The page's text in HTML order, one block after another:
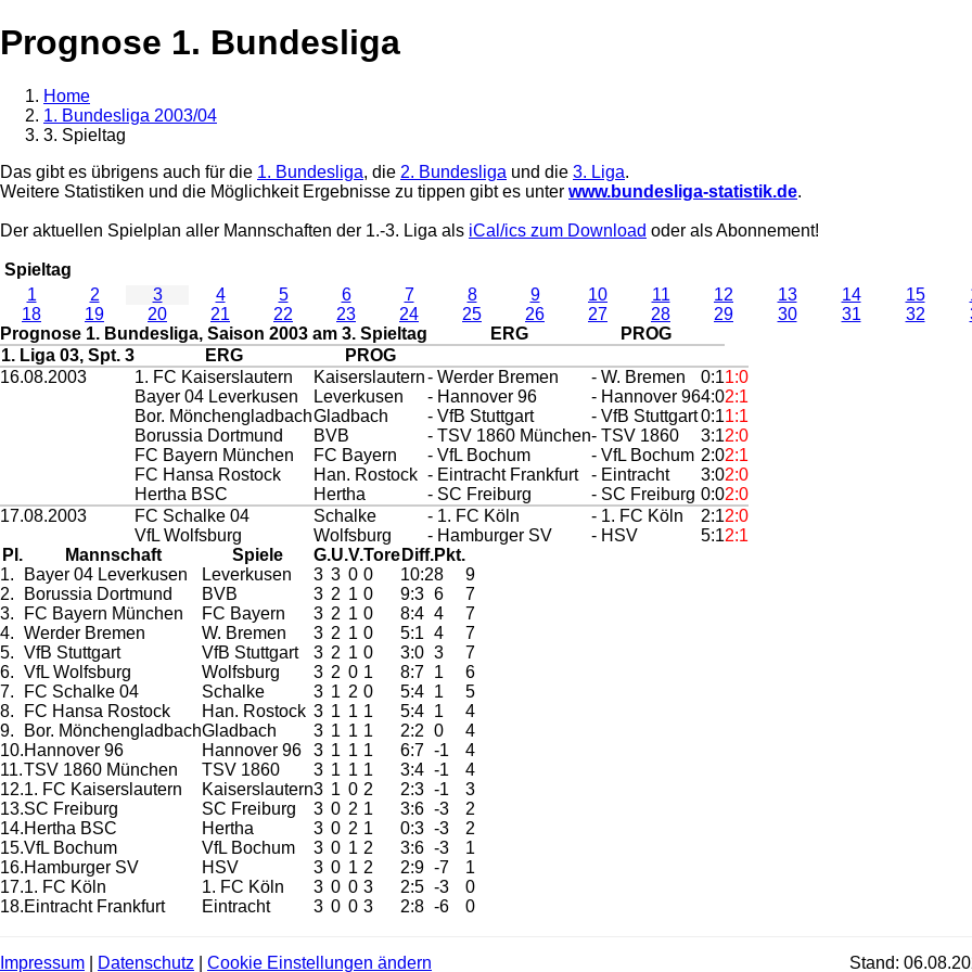
Prognose 1. Bundesliga
Home
1. Bundesliga 2003/04
3. Spieltag
Das gibt es übrigens auch für die 1. Bundesliga, die 2. Bundesliga und die 3. Liga.
Weitere Statistiken und die Möglichkeit Ergebnisse zu tippen gibt es unter www.bundesliga-statistik.de.
Der aktuellen Spielplan aller Mannschaften der 1.-3. Liga als iCal/ics zum Download oder als Abonnement!
Spieltag
1
2 3 4 5 6 7 8 9 10 11 12 13 14 15
18
19 20 21 22 23 24 25 26 27 28 29 30 31 32
Prognose 1. Bundesliga, Saison 2003 am 3. Spieltag
ERG
PROG
1. Liga 03, Spt. 3
ERG
PROG
16.08.2003
1. FC Kaiserslautern Kaiserslautern- Werder Bremen - W. Bremen 0:11:0
Bayer 04 Leverkusen
Leverkusen - Hannover 96 - Hannover 964:02:1
Bor. MönchengladbachGladbach - VfB Stuttgart - VfB Stuttgart0:11:1
Borussia Dortmund
BVB - TSV 1860 München- TSV 1860 3:12:0
FC Bayern München
FC Bayern - VfL Bochum - VfL Bochum 2:02:1
FC Hansa Rostock
Han. Rostock - Eintracht Frankfurt - Eintracht 3:02:0
Hertha BSC
Hertha - SC Freiburg - SC Freiburg 0:02:0
17.08.2003
FC Schalke 04 Schalke - 1. FC Köln - 1. FC Köln 2:12:0
VfL Wolfsburg
Wolfsburg - Hamburger SV - HSV 5:12:1
Pl.
Mannschaft Spiele G.U.V.Tore Diff. Pkt.
1.
Bayer 04 Leverkusen Leverkusen 3 3 0 0 10:28
9
2.
Borussia Dortmund BVB 3 2 1 0 9:3 6
7
3.
FC Bayern München FC Bayern 3 2 1 0 8:4 4
7
4. Werder Bremen W. Bremen 3 2 1 0 5:1 4
7
5. VfB Stuttgart VfB Stuttgart 3 2 1 0 3:0 3
7
6. VfL Wolfsburg Wolfsburg 3 2 0 1 8:7 1
6
7.
FC Schalke 04 Schalke 3 1 2 0 5:4 1
5
8.
FC Hansa Rostock Han. Rostock 3 1 1 1 5:4 1
4
9.
Bor. MönchengladbachGladbach 3 1 1 1 2:2 0
4
10.Hannover 96 Hannover 96 3 1 1 1 6:7 -1
4
11.TSV 1860 München TSV 1860 3 1 1 1 3:4 -1
4
12.1. FC Kaiserslautern Kaiserslautern3 1 0 2 2:3 -1
3
13.SC Freiburg SC Freiburg 3 0 2 1 3:6 -3
2
14.Hertha BSC Hertha 3 0 2 1 0:3 -3
2
15.VfL Bochum VfL Bochum 3 0 1 2 3:6 -3
1
16.Hamburger SV HSV 3 0 1 2 2:9 -7
1
17.1. FC Köln 1. FC Köln 3 0 0 3 2:5 -3
0
18.Eintracht Frankfurt Eintracht 3 0 0 3 2:8 -6 0
Impressum Datenschutz Cookie Einstellungen ändern Stand: